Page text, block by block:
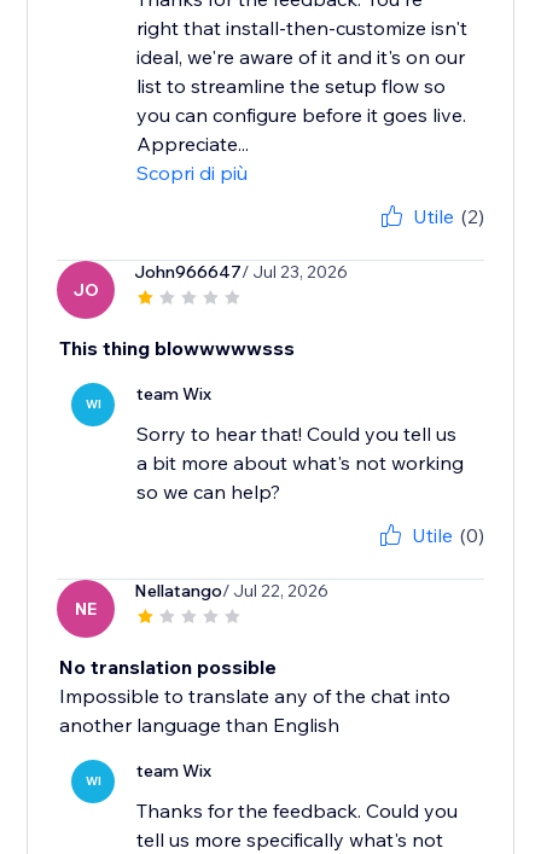
right that install-then-customize isn't
ideal, we're aware of it and it's on our
list to streamline the setup flow so
you can configure before it goes live.
Appreciate...
Scopri di più
Utile (2)
JO
John966647/ Jul 23, 2026
This thing blowwwwwsss
WI team Wix
Sorry to hear that! Could you tell us
a bit more about what's not working
Utile (0)
NE
Nellatango/ Jul 22, 2026
No translation possible
Impossible to translate any of the chat into
another language than English
WI team Wix
Thanks for the feedback. Could you
tell us more specifically what's not